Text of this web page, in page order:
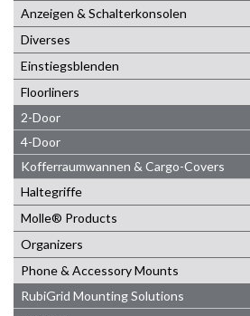
Anzeigen & Schalterkonsolen
Diverses
Einstiegsblenden
Floorliners
2-Door
4-Door
Kofferraumwannen & Cargo-Covers
Haltegriffe
Molle® Products
Organizers
Phone & Accessory Mounts
RubiGrid Mounting Solutions